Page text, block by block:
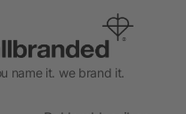
name it. we brand it.